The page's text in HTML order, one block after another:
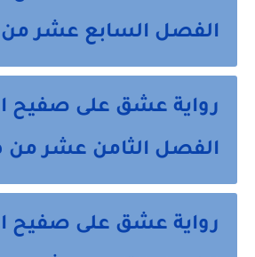
الفصل السابع عشر من
رواية عشق على صفيح
الفصل الثامن عشر من
رواية عشق على صفيح